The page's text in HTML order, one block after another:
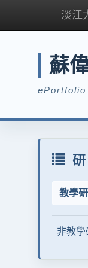
淡江
蘇
教學
非教學